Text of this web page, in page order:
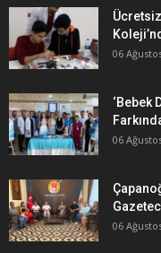
06
‘Bebek
06
06